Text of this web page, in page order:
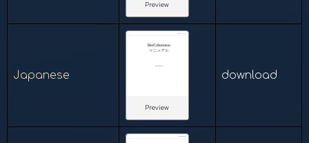
Preview
Japanese
Preview
download